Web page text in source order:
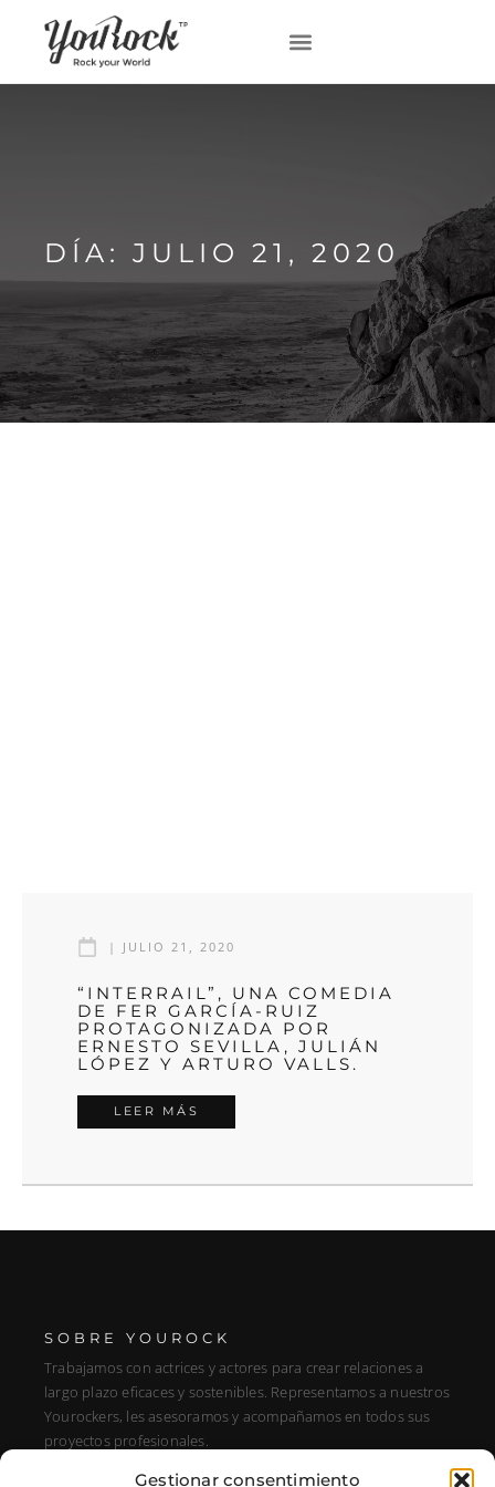
Gestionar consentimiento
DÍA: JULIO 21, 2020
| JULIO 21, 2020
“INTERRAIL”, UNA COMEDIA
DE FER GARCÍA-RUIZ
PROTAGONIZADA POR
ERNESTO SEVILLA, JULIÁN
LÓPEZ Y ARTURO VALLS.
LEER MÁS
SOBRE YOUROCK
Trabajamos con actrices y actores para crear relaciones a
largo plazo eficaces y sostenibles. Representamos a nuestros
Yourockers, les asesoramos y acompañamos en todos sus
proyectos profesionales.